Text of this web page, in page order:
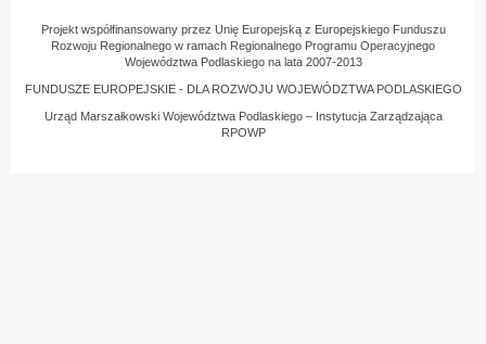
Projekt współfinansowany przez Unię Europejską z Europejskiego Funduszu
Rozwoju Regionalnego w ramach Regionalnego Programu Operacyjnego
Województwa Podlaskiego na lata 2007-2013
FUNDUSZE EUROPEJSKIE - DLA ROZWOJU WOJEWÓDZTWA PODLASKIEGO
Urząd Marszałkowski Województwa Podlaskiego – Instytucja Zarządzająca
RPOWP